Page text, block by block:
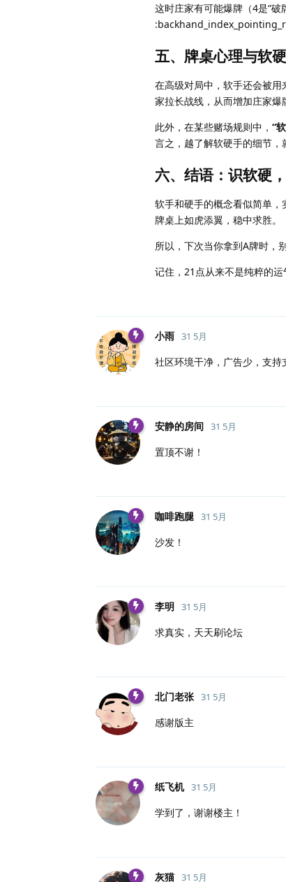
这时庄家有可能爆牌（4是“破
五、牌桌心理与软
在高级对局中，软手还会被用
家拉长战线，从而增加庄家爆
此外，在某些赌场规则中， “
言之，越了解软硬手的细节，
六、结语：识软硬
软手和硬手的概念看似简单
牌桌上如虎添翼，稳中求胜。
所以，下次当你拿到A牌时，
记住，21点从来不是纯粹的
小雨 31 5月
社区环境干净，广告少，支持
安静的房间 31 5月
置顶不谢！
咖啡跑腿 31 5月
沙发！
李明 31 5月
求真实，天天刷论坛
北门老张 31 5月
感谢版主
纸飞机 31 5月
学到了，谢谢楼主！
灰猫 31 5月